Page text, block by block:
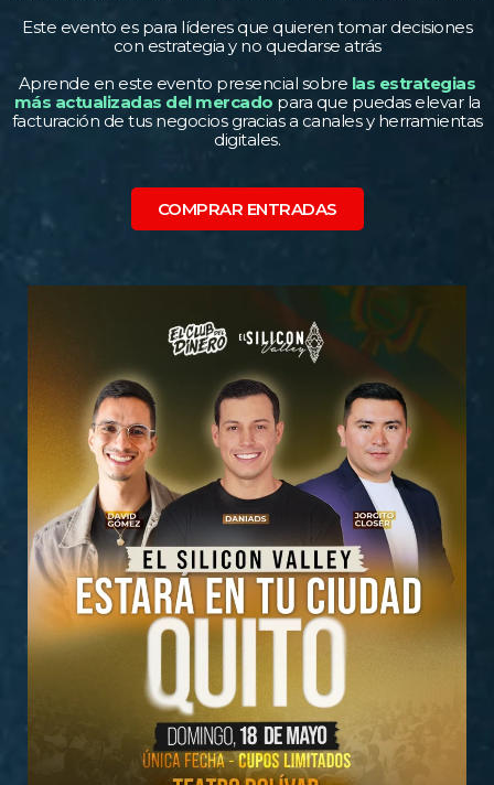
Este evento es para líderes que quieren tomar decisiones
con estrategia y no quedarse atrás
Aprende en este evento presencial sobre las estrategias
más actualizadas del mercado para que puedas elevar la
facturación de tus negocios gracias a canales y herramientas
digitales.
COMPRAR ENTRADAS